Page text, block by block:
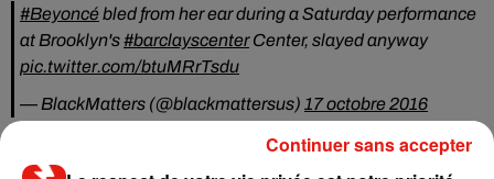
#Beyoncébled from her ear during a Saturday performance
at Brooklyn's#barclayscenterCenter, slayed anyway
pic.twitter.com/btuMRrTsdu
— BlackMatters (@blackmattersus) 17 octobre 2016
Continuer sans accepter